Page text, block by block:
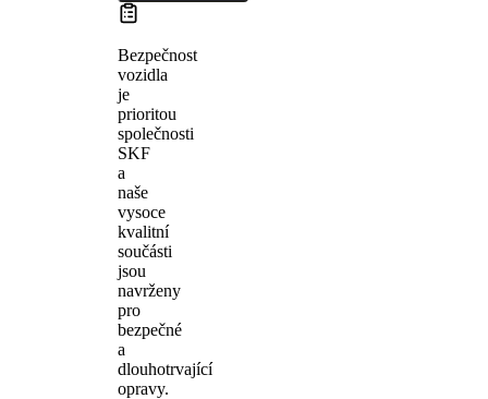
Bezpečnost
vozidla
je
prioritou
společnosti
SKF
a
naše
vysoce
kvalitní
součásti
jsou
navrženy
pro
bezpečné
a
dlouhotrvající
opravy.